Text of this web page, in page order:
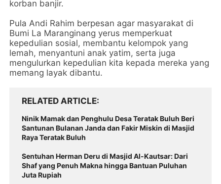
korban banjir.
Pula Andi Rahim berpesan agar masyarakat di
Bumi La Maranginang yerus memperkuat
kepedulian sosial, membantu kelompok yang
lemah, menyantuni anak yatim, serta juga
mengulurkan kepedulian kita kepada mereka yang
memang layak dibantu.
RELATED ARTICLE
Ninik Mamak dan Penghulu Desa Teratak Buluh Beri
Santunan Bulanan Janda dan Fakir Miskin di Masjid
Raya Teratak Buluh
Sentuhan Herman Deru di Masjid Al-Kautsar: Dari
Shaf yang Penuh Makna hingga Bantuan Puluhan
Juta Rupiah